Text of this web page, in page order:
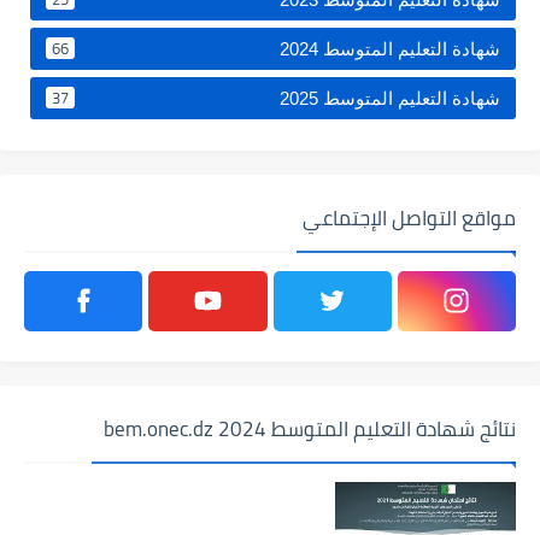
شهادة التعليم المتوسط 2024 66
شهادة التعليم المتوسط 2025 37
مواقع التواصل الإجتماعي
نتائج شهادة التعليم المتوسط 2024 bem.onec.dz